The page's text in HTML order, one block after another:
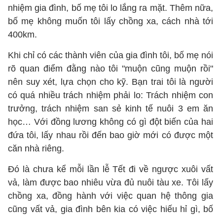
nhiệm gia đình, bố mẹ tôi lo lắng ra mặt. Thêm nữa,
bố mẹ không muốn tôi lấy chồng xa, cách nhà tới
400km.
Khi chỉ có các thành viên của gia đình tôi, bố mẹ nói
rõ quan điểm đằng nào tôi "muộn cũng muộn rồi"
nên suy xét, lựa chọn cho kỹ. Bạn trai tôi là người
có quá nhiều trách nhiệm phải lo: Trách nhiệm con
trưởng, trách nhiệm san sẻ kinh tế nuôi 3 em ăn
học… Với đồng lương không có gì đột biến của hai
đứa tôi, lấy nhau rồi đến bao giờ mới có được một
căn nhà riêng.
Đó là chưa kể mỗi lần lễ Tết đi về ngược xuôi vất
vả, làm được bao nhiêu vừa đủ nuôi tàu xe. Tôi lấy
chồng xa, đồng hành với việc quan hệ thông gia
cũng vất vả, gia đình bên kia có việc hiếu hỉ gì, bố